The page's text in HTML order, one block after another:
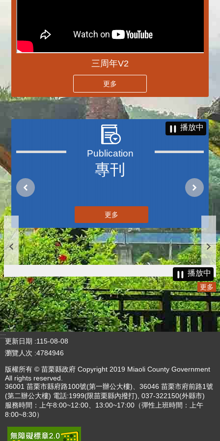
三周年V2
更多
專刊
播放中
更多
播放中
更多
:::
更新日期
115-08-08
瀏覽人次 4784946
版權所有 © 苗栗縣政府 Copyright 2019 Miaoli County Government
All rights reserved.
36001 苗栗市縣府路100號(第一辦公大樓)、36046 苗栗市府前路1號
(第二辦公大樓) 電話:1999(限苗栗縣內撥打), 037-322150(外縣市)
服務時間：上午8:00~12:00、13:00~17:00（彈性上班時間：上午
8:00~8:30）